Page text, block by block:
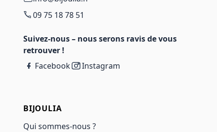
09 75 18 78 51
Suivez-nous – nous serons ravis de vous
retrouver !
Facebook
Instagram
BIJOULIA
Qui sommes-nous ?